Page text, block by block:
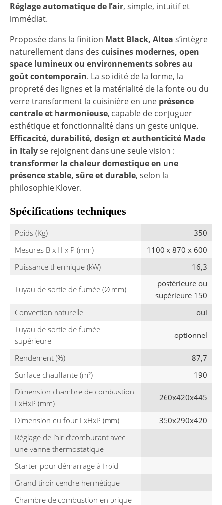
Réglage automatique de l’air, simple, intuitif et
immédiat.
Proposée dans la finition Matt Black, Altea s’intègre
naturellement dans des cuisines modernes, open
space lumineux ou environnements sobres au
goût contemporain. La solidité de la forme, la
propreté des lignes et la matérialité de la fonte ou du
verre transforment la cuisinière en une présence
centrale et harmonieuse, capable de conjuguer
esthétique et fonctionnalité dans un geste unique.
Efficacité, durabilité, design et authenticité Made
in Italyse rejoignent dans une seule vision :
transformer la chaleur domestique en une
présence stable, sûre et durable, selon la
philosophie Klover.
Spécifications techniques
Poids (Kg)
350
Mesures B x H x P (mm)
1100 x 870 x 600
Puissance thermique (kW)
16,3
Tuyau de sortie de fumée (Ø mm)
postérieure ou
supérieure 150
Convection naturelle
oui
Tuyau de sortie de fumée
supérieure
optionnel
Rendement (%)
87,7
Surface chauffante (m²)
190
Dimension chambre de combustion
LxHxP (mm)
260x420x445
Dimension du four LxHxP (mm)
350x290x420
Réglage de l’air d’comburant avec
une vanne thermostatique
Starter pour démarrage à froid
Grand tiroir cendre hermétique
Chambre de combustion en brique